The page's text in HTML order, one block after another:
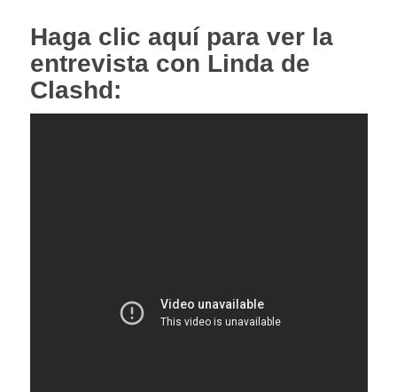
Haga clic aquí para ver la
entrevista con Linda de
Clashd: